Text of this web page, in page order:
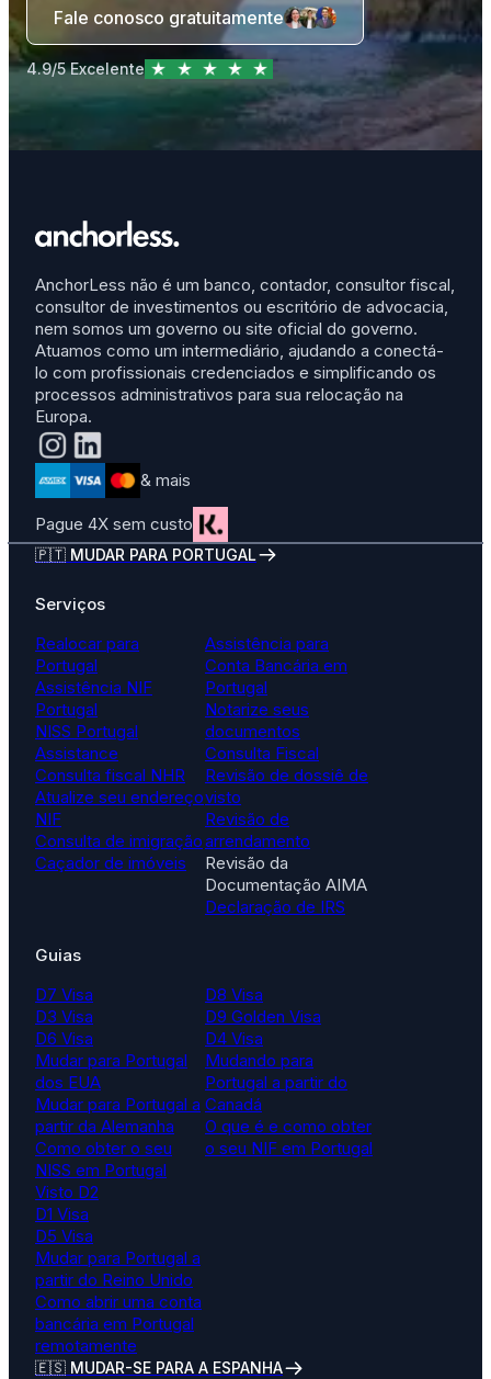
Fale conosco gratuitamente
4.9/5 Excelente
AnchorLess não é um banco, contador, consultor fiscal,
consultor de investimentos ou escritório de advocacia,
nem somos um governo ou site oficial do governo.
Atuamos como um intermediário, ajudando a conectá-
lo com profissionais credenciados e simplificando os
processos administrativos para sua relocação na
Europa.
& mais
Pague 4X sem custo
🇵🇹 MUDAR PARA PORTUGAL
Serviços
Realocar para
Portugal
Assistência NIF
Portugal
NISS Portugal
Assistance
Consulta fiscal NHR
Atualize seu endereço
NIF
Consulta de imigração
Caçador de imóveis
Assistência para
Conta Bancária em
Portugal
Notarize seus
documentos
Consulta Fiscal
Revisão de dossiê de
visto
Revisão de
arrendamento
Revisão da
Documentação AIMA
Declaração de IRS
Guias
D7 Visa
D3 Visa
D6 Visa
Mudar para Portugal
dos EUA
Mudar para Portugal a
partir da Alemanha
Como obter o seu
NISS em Portugal
D8 Visa
D9 Golden Visa
D4 Visa
Mudando para
Portugal a partir do
Canadá
O que é e como obter
o seu NIF em Portugal
Visto D2
D1 Visa
D5 Visa
Mudar para Portugal a
partir do Reino Unido
Como abrir uma conta
bancária em Portugal
remotamente
🇪🇸 MUDAR-SE PARA A ESPANHA